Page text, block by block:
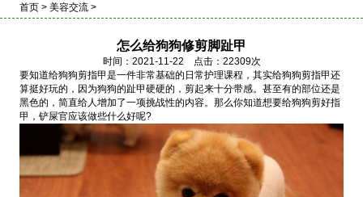
首页 > 美容交流 >
怎么给狗狗修剪脚趾甲
时间：2021-11-22 点击：22309次
要知道给狗狗剪指甲是一件非常基础的日常护理课程，其实给狗狗剪指甲还
算挺好玩的，因为狗狗的趾甲硬硬的，剪起来十分带感。甚至有的部位还是
黑色的，简直给人增加了一项挑战性的内容。那么你知道想要给狗狗剪好指
甲，铲屎官应该做些什么好呢?